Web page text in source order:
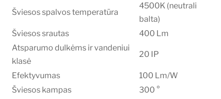
Šviesos spalvos temperatūra
4500K (neutrali
balta)
Šviesos srautas
400 Lm
Atsparumo dulkėms ir vandeniui
klasė
20 IP
Efektyvumas
100 Lm/W
Šviesos kampas
300 °